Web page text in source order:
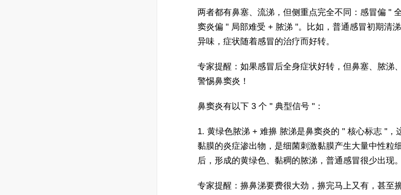
两者都有鼻塞、流涕，但侧重点完全不同：感冒偏 "
窦炎偏 " 局部难受 + 脓涕 "。比如，普通感冒初期清
异味，症状随着感冒的治疗而好转。
专家提醒：如果感冒后全身症状好转，但鼻塞、脓涕
警惕鼻窦炎！
鼻窦炎有以下 3 个 " 典型信号 "：
1. 黄绿色脓涕 + 难擤 脓涕是鼻窦炎的 " 核心标志 "，
黏膜的炎症渗出物，是细菌刺激黏膜产生大量中性粒
后，形成的黄绿色、黏稠的脓涕，普通感冒很少出现。
专家提醒：擤鼻涕要费很大劲，擤完马上又有，甚至